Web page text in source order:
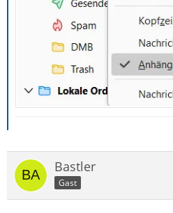
Bastler
Gast